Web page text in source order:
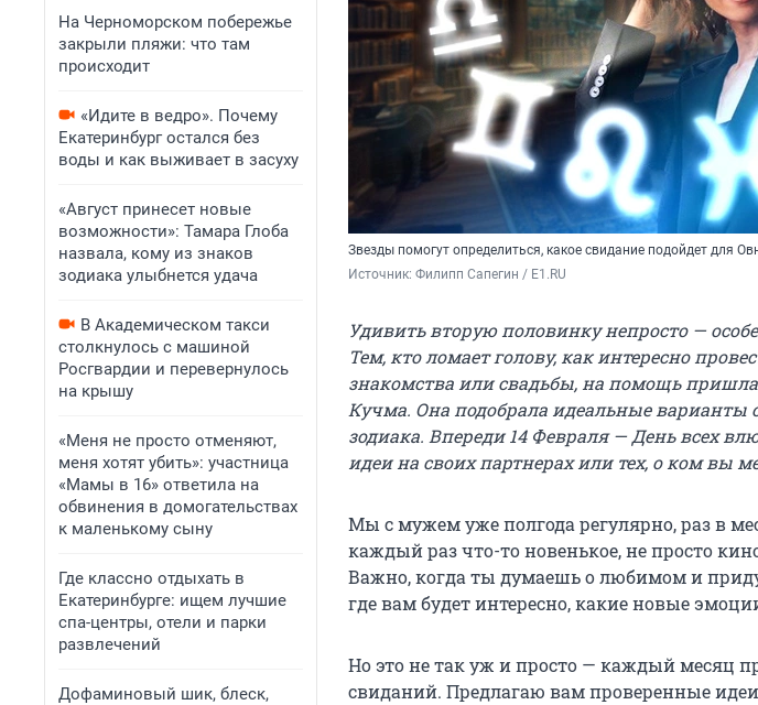
На Черноморском побережье
закрыли пляжи: что там
происходит
«Идите в ведро». Почему
Екатеринбург остался без
воды и как выживает в засуху
«Август принесет новые
возможности»: Тамара Глоба
назвала, кому из знаков
зодиака улыбнется удача
В Академическом такси
столкнулось с машиной
Росгвардии и перевернулось
на крышу
«Меня не просто отменяют,
меня хотят убить»: участница
«Мамы в 16» ответила на
обвинения в домогательствах
к маленькому сыну
Где классно отдыхать в
Екатеринбурге: ищем лучшие
спа-центры, отели и парки
развлечений
Дофаминовый шик, блеск,
Звезды помогут определиться, какое свидание подойдет для
Источник: Филипп Сапегин / E1.RU
Удивить вторую половинку непросто —
Тем, кто ломает голову, как интересно
знакомства или свадьбы, на помощь
Кучма. Она подобрала идеальные варианты
зодиака. Впереди 14 Февраля — День всех
идеи на своих партнерах или тех, о ком вы
Мы с мужем уже полгода регулярно, раз в
каждый раз что-то новенькое, не просто
Важно, когда ты думаешь о любимом и
где вам будет интересно, какие новые
Но это не так уж и просто — каждый месяц
свиданий. Предлагаю вам проверенные